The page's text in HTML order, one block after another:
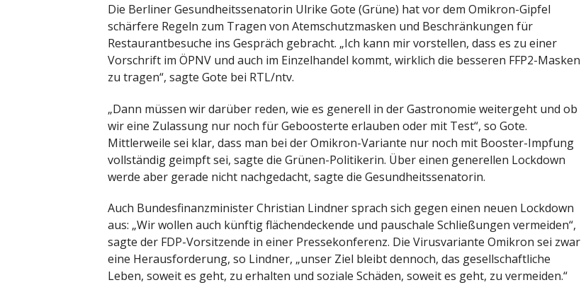
Die Berliner Gesundheitssenatorin Ulrike Gote (Grüne) hat vor dem Omikron-Gipfel
schärfere Regeln zum Tragen von Atemschutzmasken und Beschränkungen für
Restaurantbesuche ins Gespräch gebracht. „Ich kann mir vorstellen, dass es zu einer
Vorschrift im ÖPNV und auch im Einzelhandel kommt, wirklich die besseren FFP2-Masken
zu tragen“, sagte Gote bei RTL/ntv.
„Dann müssen wir darüber reden, wie es generell in der Gastronomie weitergeht und ob
wir eine Zulassung nur noch für Geboosterte erlauben oder mit Test“, so Gote.
Mittlerweile sei klar, dass man bei der Omikron-Variante nur noch mit Booster-Impfung
vollständig geimpft sei, sagte die Grünen-Politikerin. Über einen generellen Lockdown
werde aber gerade nicht nachgedacht, sagte die Gesundheitssenatorin.
Auch Bundesfinanzminister Christian Lindner sprach sich gegen einen neuen Lockdown
aus: „Wir wollen auch künftig flächendeckende und pauschale Schließungen vermeiden“,
sagte der FDP-Vorsitzende in einer Pressekonferenz. Die Virusvariante Omikron sei zwar
eine Herausforderung, so Lindner, „unser Ziel bleibt dennoch, das gesellschaftliche
Leben, soweit es geht, zu erhalten und soziale Schäden, soweit es geht, zu vermeiden.“